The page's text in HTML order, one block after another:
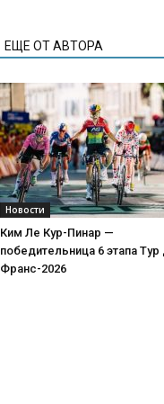
ЕЩЕ ОТ АВТОРА
Новости
Ким Ле Кур-Пинар —
победительница 6 этапа Тур
Франс-2026